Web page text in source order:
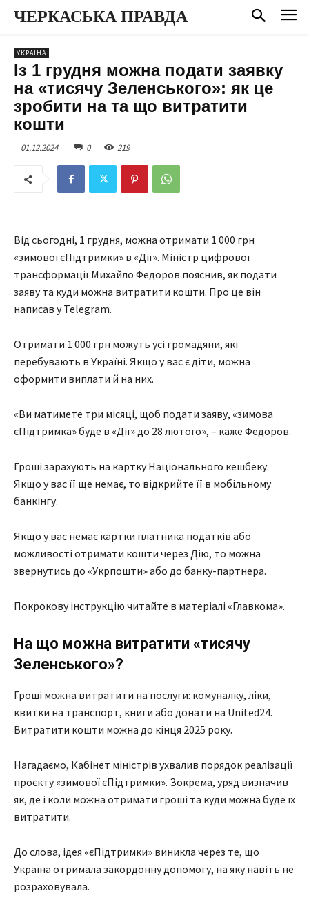
ЧЕРКАСЬКА ПРАВДА
УКРАЇНА
Із 1 грудня можна подати заявку
на «тисячу Зеленського»: як це
зробити на та що витратити
кошти
01.12.2024 0 219
Від сьогодні, 1 грудня, можна отримати 1 000 грн
«зимової єПідтримки» в «Дії». Міністр цифрової
трансформації Михайло Федоров пояснив, як подати
заяву та куди можна витратити кошти. Про це він
написав у Telegram.
Отримати 1 000 грн можуть усі громадяни, які
перебувають в Україні. Якщо у вас є діти, можна
оформити виплати й на них.
«Ви матимете три місяці, щоб подати заяву, «зимова
єПідтримка» буде в «Дії» до 28 лютого», – каже Федоров.
Гроші зарахують на картку Національного кешбеку.
Якщо у вас її ще немає, то відкрийте її в мобільному
банкінгу.
Якщо у вас немає картки платника податків або
можливості отримати кошти через Дію, то можна
звернутись до «Укрпошти» або до банку-партнера.
Покрокову інструкцію читайте в матеріалі «Главкома».
На що можна витратити «тисячу
Зеленського»?
Гроші можна витратити на послуги: комуналку, ліки,
квитки на транспорт, книги або донати на United24.
Витратити кошти можна до кінця 2025 року.
Нагадаємо, Кабінет міністрів ухвалив порядок реалізації
проєкту «зимової єПідтримки». Зокрема, уряд визначив
як, де і коли можна отримати гроші та куди можна буде їх
витратити.
До слова, ідея «єПідтримки» виникла через те, що
Україна отримала закордонну допомогу, на яку навіть не
розраховувала.